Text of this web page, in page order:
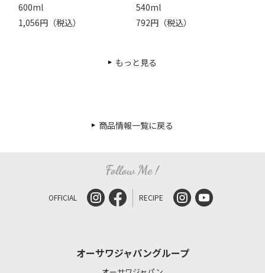
600ml
1,056円（税込）
540ml
792円（税込）
もっと見る
商品情報一覧に戻る
OFFICIAL RECIPE
オーサワジャパングループ